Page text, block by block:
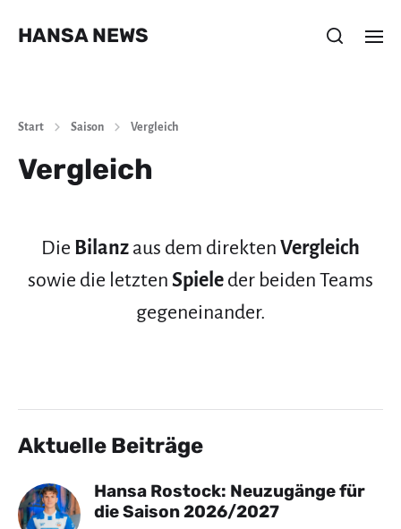
HANSA NEWS
Start Saison Vergleich
Vergleich
Die Bilanz aus dem direkten Vergleich
sowie die letzten Spiele der beiden Teams
gegeneinander.
Aktuelle Beiträge
Hansa Rostock: Neuzugänge für
die Saison 2026/2027